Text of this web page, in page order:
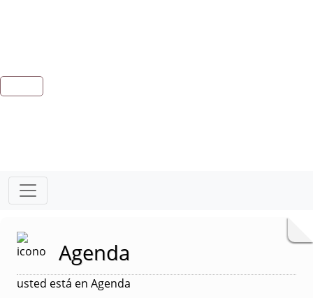
Agenda
usted está en Agenda